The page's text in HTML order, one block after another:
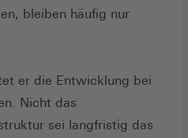
bleiben häufig nur
er die Entwicklung bei
Nicht das
sei langfristig das